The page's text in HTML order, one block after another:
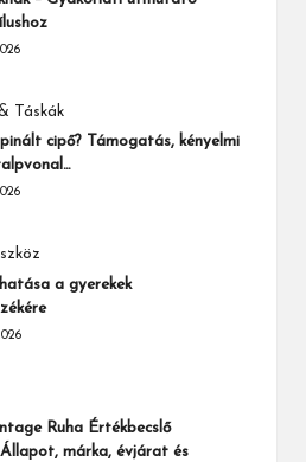
Táskák
cipő? Támogatás, kényelmi
a gyerekek
Ruha Értékbecslő
márka, évjárat és